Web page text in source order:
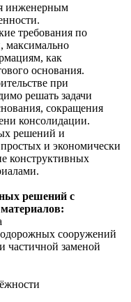
инженерным
требования по
максимально
как
основания.
при
решать задачи
сокращения
консолидации.
решений и
и экономически
конструктивных
решений с
сооружений
частичной заменой